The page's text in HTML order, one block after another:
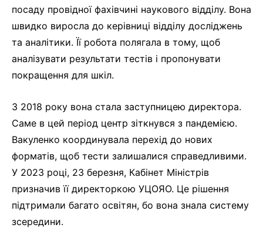
посаду провідної фахівчині наукового відділу. Вона
швидко виросла до керівниці відділу досліджень
та аналітики. Її робота полягала в тому, щоб
аналізувати результати тестів і пропонувати
покращення для шкіл.
З 2018 року вона стала заступницею директора.
Саме в цей період центр зіткнувся з пандемією.
Вакуленко координувала перехід до нових
форматів, щоб тести залишалися справедливими.
У 2023 році, 23 березня, Кабінет Міністрів
призначив її директоркою УЦОЯО. Це рішення
підтримали багато освітян, бо вона знала систему
зсередини.